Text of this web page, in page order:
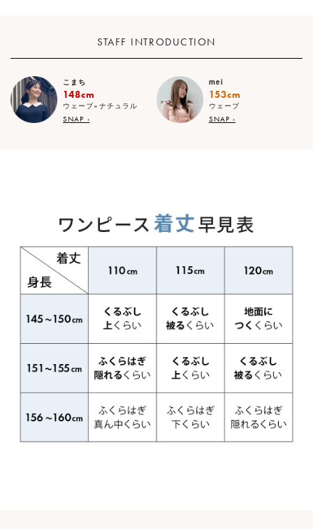
STAFF INTRODUCTION
こまち
148cm
ウェーブ×ナチュラル
SNAP ›
mei
153cm
ウェーブ
SNAP ›